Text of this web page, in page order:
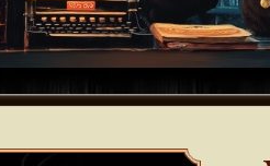
Dani DaOrtiz en précommande